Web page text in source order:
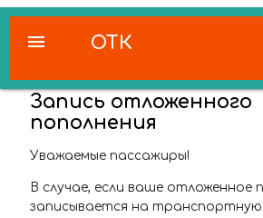
ОТК
menu
Запись отложенного
пополнения
Уважаемые пассажиры!
В случае, если ваше отложенное
записывается на